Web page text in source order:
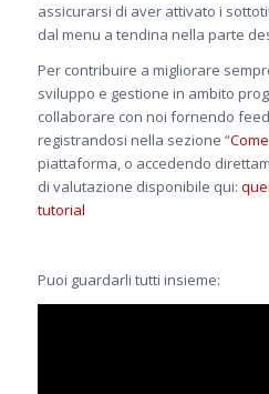
assicurarsi di aver attivato i
dal menu a tendina nella parte
Per contribuire a migliorare
sviluppo e gestione in ambito
collaborare con noi fornendo
registrandosi nella sezione “
piattaforma, o accedendo
di valutazione disponibile qui:
tutorial
Puoi guardarli tutti insieme: